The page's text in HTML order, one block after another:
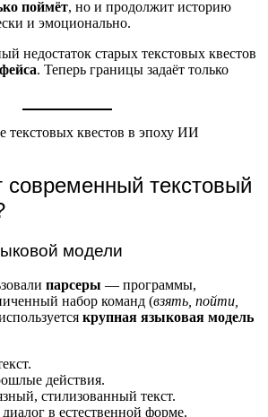
поймёт, но и продолжит историю
и эмоционально.
недостаток старых текстовых квестов
. Теперь границы задаёт только
современный текстовый
модели
парсеры — программы,
набор команд (взять, пойти,
крупная языковая модель
действия.
стилизованный текст.
в естественной форме.